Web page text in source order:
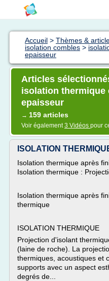
Accueil > Thèmes &
isolation combles >
epaisseur
Articles
isolation thermique
epaisseur
→ 159 articles
Voir également3 Vidéos pour
ISOLATION
Isolation
Isolation thermique :
Isolation thermique
thermique
ISOLATION THERMIQUE
Projection d'isolant
(laine de roche). La
thermiques, acoustiques et
supports avec un aspect
degrés de...